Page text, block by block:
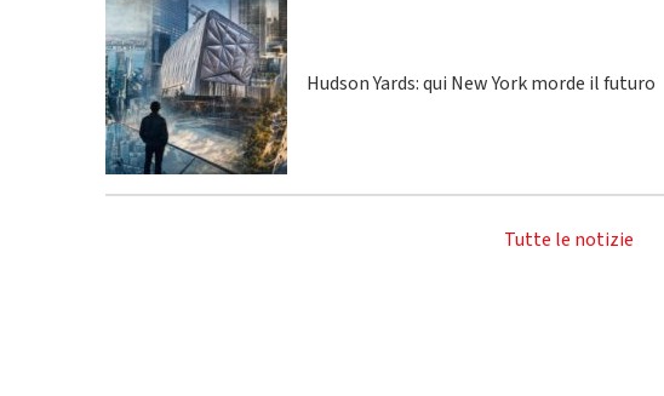
Hudson Yards: qui New York morde il futuro
Tutte le notizie